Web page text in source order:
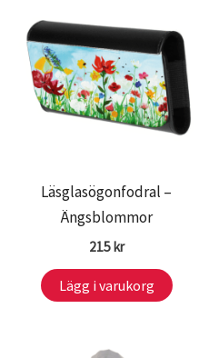
Läsglasögonfodral –
Ängsblommor
215kr
Lägg i varukorg